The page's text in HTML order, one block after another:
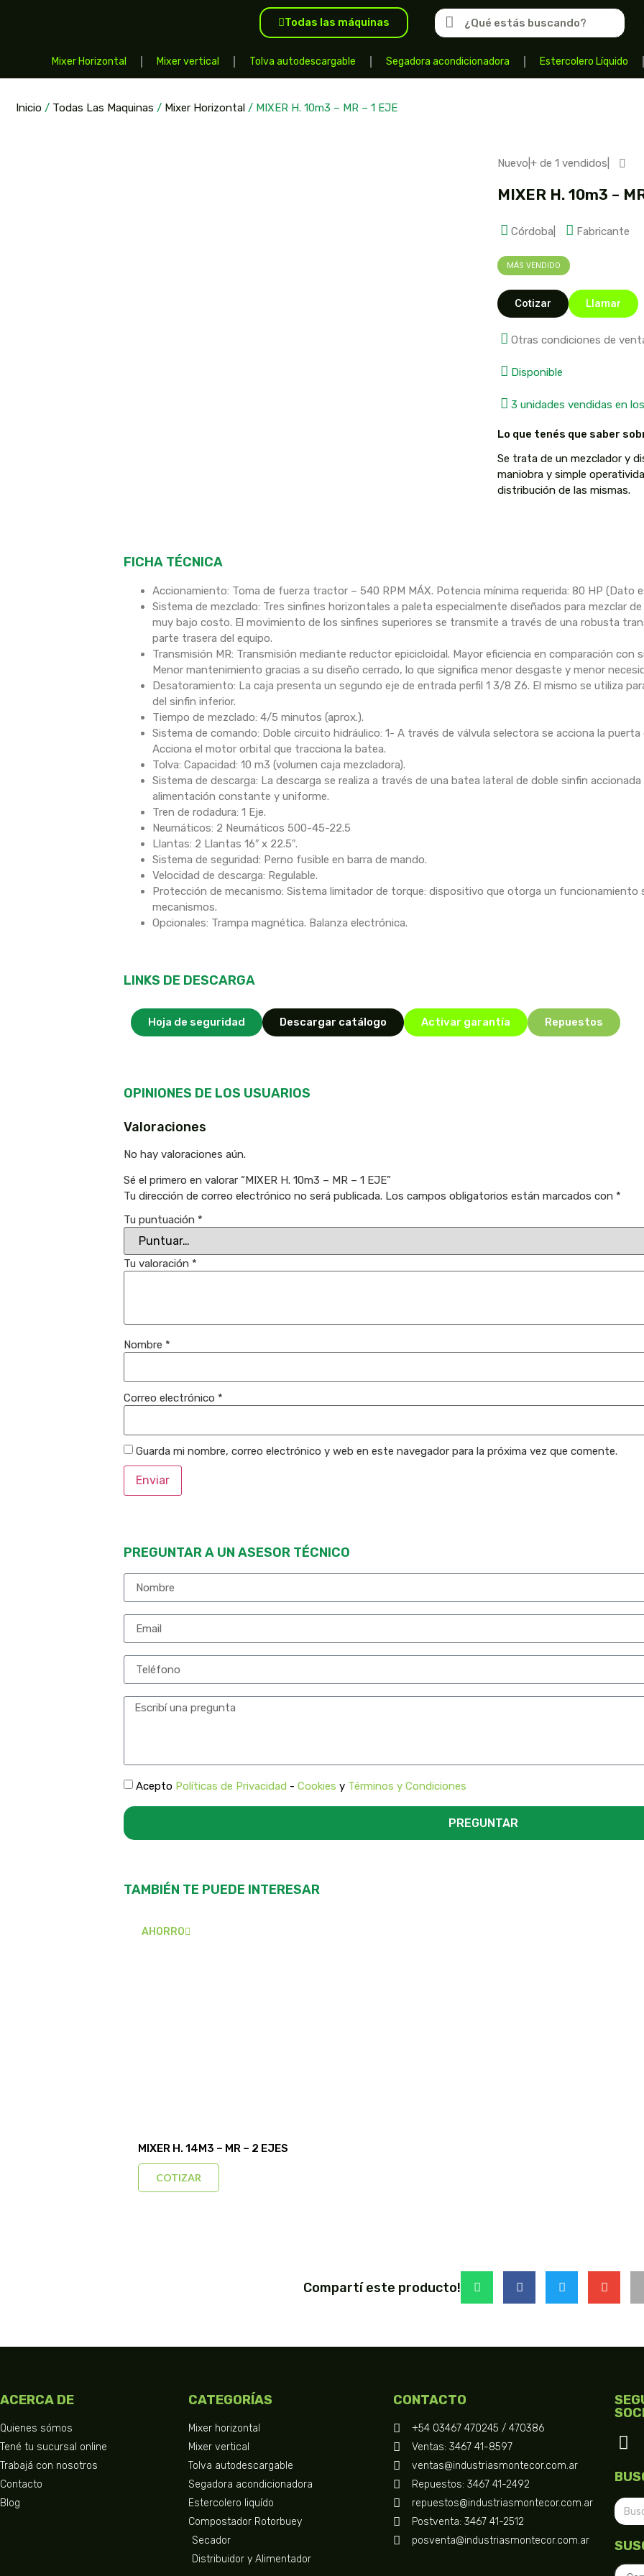
Todas las máquinas
Mixer Horizontal Mixer vertical Tolva autodescargable Segadora acondicionadora Estercolero Líquido
Inicio / Todas Las Maquinas / Mixer Horizontal / MIXER H. 10m3 – MR – 1 EJE
Nuevo + de 1 vendidos
MIXER H. 10m3 –
Córdoba Fabricante
MÁS VENDIDO
Cotizar Llamar
Otras condiciones de
Disponible
3 unidades vendidas en
Lo que tenés que saber
Se trata de un mezclador y
maniobra y simple
distribución de las mismas.
FICHA TÉCNICA
Accionamiento: Toma de fuerza tractor – 540 RPM MÁX. Potencia mínima requerida: 80 HP (Dato
Sistema de mezclado: Tres sinfines horizontales a paleta especialmente diseñados para mezclar
muy bajo costo. El movimiento de los sinfines superiores se transmite a través de una robusta
parte trasera del equipo.
Transmisión MR: Transmisión mediante reductor epicicloidal. Mayor eficiencia en comparación con
Menor mantenimiento gracias a su diseño cerrado, lo que significa menor desgaste y menor
Desatoramiento: La caja presenta un segundo eje de entrada perfil 1 3/8 Z6. El mismo se utiliza
del sinfin inferior.
Tiempo de mezclado: 4/5 minutos (aprox.).
Sistema de comando: Doble circuito hidráulico: 1- A través de válvula selectora se acciona la
Acciona el motor orbital que tracciona la batea.
Tolva: Capacidad: 10 m3 (volumen caja mezcladora).
Sistema de descarga: La descarga se realiza a través de una batea lateral de doble sinfin
alimentación constante y uniforme.
Tren de rodadura: 1 Eje.
Neumáticos: 2 Neumáticos 500-45-22.5
Llantas: 2 Llantas 16″ x 22.5″.
Sistema de seguridad: Perno fusible en barra de mando.
Velocidad de descarga: Regulable.
Protección de mecanismo: Sistema limitador de torque: dispositivo que otorga un funcionamiento
mecanismos.
Opcionales: Trampa magnética. Balanza electrónica.
LINKS DE DESCARGA
Hoja de seguridad Descargar catálogo Activar garantía Repuestos
OPINIONES DE LOS USUARIOS
Valoraciones
No hay valoraciones aún.
Sé el primero en valorar “MIXER H. 10m3 – MR – 1 EJE”
Tu dirección de correo electrónico no será publicada. Los campos obligatorios están marcados con *
Tu puntuación *
Tu valoración *
Nombre *
Correo electrónico *
Guarda mi nombre, correo electrónico y web en este navegador para la próxima vez que comente.
PREGUNTAR A UN ASESOR TÉCNICO
Acepto Políticas de Privacidad - Cookies y Términos y Condiciones
PREGUNTAR
TAMBIÉN TE PUEDE INTERESAR
AHORRO
MIXER H. 14M3 – MR – 2 EJES
COTIZAR
Compartí este producto!
ACERCA DE
Quienes sómos
Tené tu sucursal online
Trabajá con nosotros
Contacto
Blog
CATEGORÍAS
Mixer horizontal
Mixer vertical
Tolva autodescargable
Segadora acondicionadora
Estercolero liquído
Compostador Rotorbuey
Secador
Distribuidor y Alimentador
CONTACTO
+54 03467 470245 / 470386
Ventas: 3467 41-8597
ventas@industriasmontecor.com.ar
Repuestos: 3467 41-2492
repuestos@industriasmontecor.com.ar
Postventa: 3467 41-2512
posventa@industriasmontecor.com.ar